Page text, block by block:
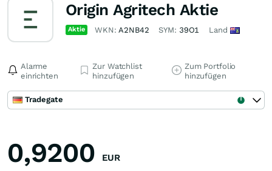
Origin Agritech Aktie
Aktie WKN:A2NB42 SYM: 39O1 Land
Alarme
einrichten
Zur Watchlist
hinzufügen
Zum Portfolio
hinzufügen
Tradegate
0,9200 EUR